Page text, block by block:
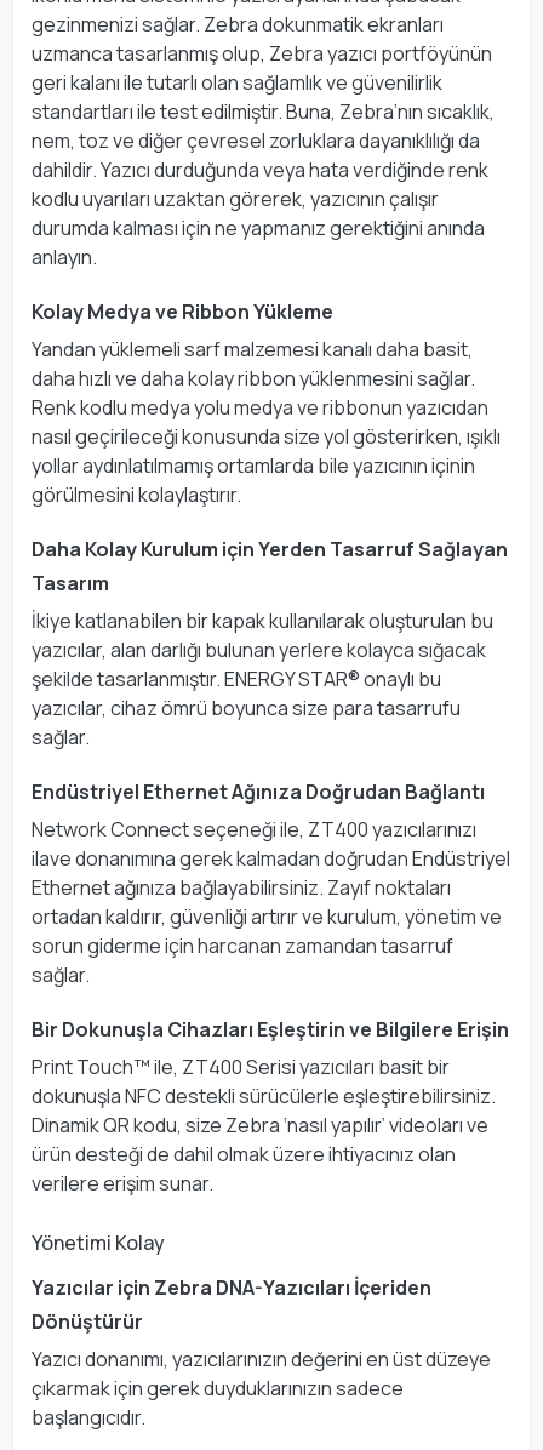
gezinmenizi sağlar. Zebra dokunmatik ekranları
uzmanca tasarlanmış olup, Zebra yazıcı portföyünün
geri kalanı ile tutarlı olan sağlamlık ve güvenilirlik
standartları ile test edilmiştir. Buna, Zebra’nın sıcaklık,
nem, toz ve diğer çevresel zorluklara dayanıklılığı da
dahildir. Yazıcı durduğunda veya hata verdiğinde renk
kodlu uyarıları uzaktan görerek, yazıcının çalışır
durumda kalması için ne yapmanız gerektiğini anında
anlayın.
Kolay Medya ve Ribbon Yükleme
Yandan yüklemeli sarf malzemesi kanalı daha basit,
daha hızlı ve daha kolay ribbon yüklenmesini sağlar.
Renk kodlu medya yolu medya ve ribbonun yazıcıdan
nasıl geçirileceği konusunda size yol gösterirken, ışıklı
yollar aydınlatılmamış ortamlarda bile yazıcının içinin
görülmesini kolaylaştırır.
Daha Kolay Kurulum için Yerden Tasarruf Sağlayan
Tasarım
İkiye katlanabilen bir kapak kullanılarak oluşturulan bu
yazıcılar, alan darlığı bulunan yerlere kolayca sığacak
şekilde tasarlanmıştır. ENERGY STAR® onaylı bu
yazıcılar, cihaz ömrü boyunca size para tasarrufu
sağlar.
Endüstriyel Ethernet Ağınıza Doğrudan Bağlantı
Network Connect seçeneği ile, ZT400 yazıcılarınızı
ilave donanımına gerek kalmadan doğrudan Endüstriyel
Ethernet ağınıza bağlayabilirsiniz. Zayıf noktaları
ortadan kaldırır, güvenliği artırır ve kurulum, yönetim ve
sorun giderme için harcanan zamandan tasarruf
sağlar.
Bir Dokunuşla Cihazları Eşleştirin ve Bilgilere Erişin
Print Touch™ ile, ZT400 Serisi yazıcıları basit bir
dokunuşla NFC destekli sürücülerle eşleştirebilirsiniz.
Dinamik QR kodu, size Zebra ‘nasıl yapılır’ videoları ve
ürün desteği de dahil olmak üzere ihtiyacınız olan
verilere erişim sunar.
Yönetimi Kolay
Yazıcılar için Zebra DNA-Yazıcıları İçeriden
Dönüştürür
Yazıcı donanımı, yazıcılarınızın değerini en üst düzeye
çıkarmak için gerek duyduklarınızın sadece
başlangıcıdır.